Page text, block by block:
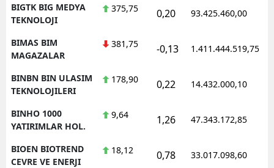
BIGTK BIG MEDYA
TEKNOLOJI
375,75 0,20 93.425.460,00
BIMAS BIM
MAGAZALAR
381,75 -0,13 1.411.444.519,75
BINBN BIN ULASIM
TEKNOLOJILERI
178,90 0,22 14.432.000,10
BINHO 1000
YATIRIMLAR HOL.
9,64 1,26 47.343.172,85
BIOEN BIOTREND
CEVRE VE ENERJI
18,12 0,78 33.017.098,60